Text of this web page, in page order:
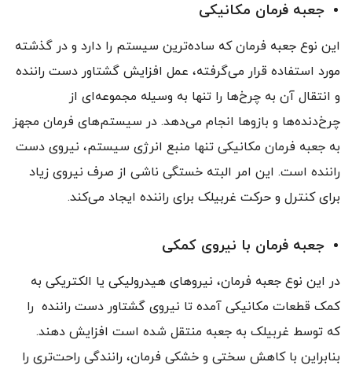
جعبه فرمان مکانیکی
این نوع جعبه فرمان که ساده‌ترین سیستم را دارد و در گذشته
مورد استفاده قرار می‌گرفته، عمل افزایش گشتاور دست راننده
و انتقال آن به چرخ‌ها را تنها به وسیله‌ مجموعه‌ای از
چرخ‌دنده‌ها و بازوها انجام می‌دهد. در سیستم‌های فرمان مجهز
به جعبه فرمان مکانیکی تنها منبع انرژی سیستم، نیروی دست
راننده است. این امر البته خستگی ناشی از صرف نیروی زیاد
برای کنترل و حرکت غربیلک برای راننده ایجاد می‌کند.
جعبه فرمان با نیروی کمکی
در این نوع جعبه فرمان، نیروهای هیدرولیکی یا الکتریکی به
کمک قطعات مکانیکی آمده تا نیروی گشتاور دست راننده را
که توسط غربیلک به جعبه منتقل شده است افزایش دهند.
بنابراین با کاهش سختی و خشکی فرمان، رانندگی راحت‌تری را